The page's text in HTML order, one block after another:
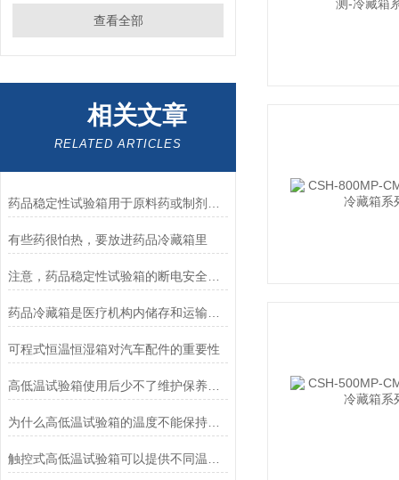
查看全部
相关文章
RELATED ARTICLES
有些药很怕热，要放进药品冷藏箱里
可程式恒温恒湿箱对汽车配件的重要性
高低温试验箱使用后少不了维护保养的工作
为什么高低温试验箱的温度不能保持平衡